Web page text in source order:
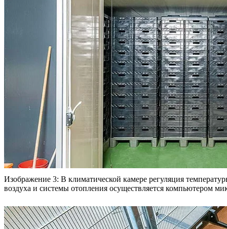
Изображение 3: В климатической камере регуляция
воздуха и системы отопления осуществляется компьютером